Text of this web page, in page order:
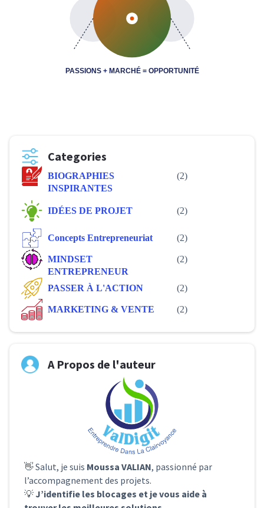
PASSIONS + MARCHÉ = OPPORTUNITÉ
Categories
BIOGRAPHIES
INSPIRANTES
(2)
IDÉES DE PROJET (2)
Concepts Entrepreneuriat (2)
MINDSET
ENTREPRENEUR
(2)
PASSER À L'ACTION (2)
MARKETING & VENTE (2)
A Propos de l'auteur
👋 Salut, je suis Moussa VALIAN, passionné par
l’accompagnement des projets.
💡 J’identifie les blocages et je vous aide à